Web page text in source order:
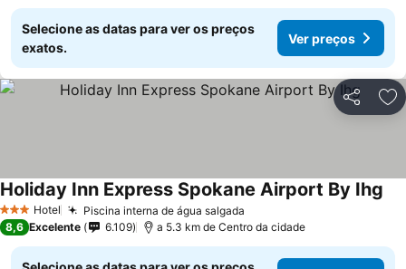
Selecione as datas para ver os preços
exatos.
Ver preços
Partilhar
3 EstrelasHotel Piscina interna de água salgada
Holiday Inn Express Spokane Airport By Ihg
8,6 Excelente 6.109 a 5.3 km de Centro da cidade